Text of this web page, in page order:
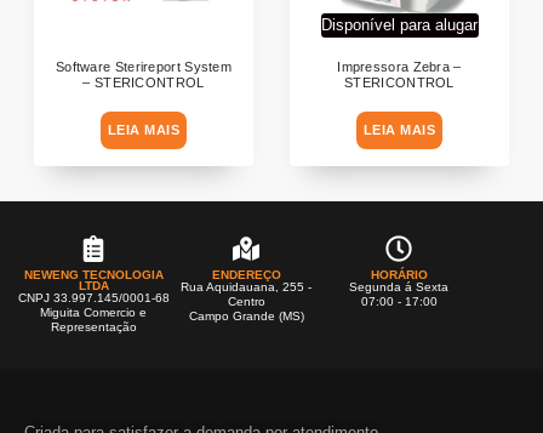
Software Sterireport System
– STERICONTROL
LEIA MAIS
Disponível para alugar
Impressora Zebra –
STERICONTROL
LEIA MAIS
NEWENG TECNOLOGIA
LTDA
CNPJ 33.997.145/0001-68
Miguita Comercio e
Representação
ENDEREÇO
Rua Aquidauana, 255 -
Centro
Campo Grande (MS)
HORÁRIO
Segunda á Sexta
07:00 - 17:00